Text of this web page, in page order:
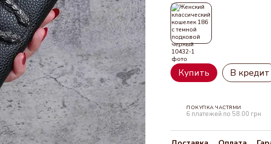
Купить В кредит
ПОКУПКА ЧАСТЯМИ
6 платежей по 58.00 грн